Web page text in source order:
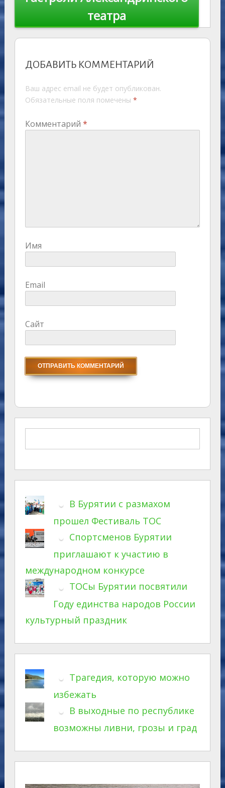
театра
ДОБАВИТЬ КОММЕНТАРИЙ
Ваш адрес email не будет опубликован.
Обязательные поля помечены *
Комментарий *
Имя
Email
Сайт
В Бурятии с размахом
прошел Фестиваль ТОС
Спортсменов Бурятии
приглашают к участию в
международном конкурсе
ТОСы Бурятии посвятили
Году единства народов России
культурный праздник
Трагедия, которую можно
избежать
В выходные по республике
возможны ливни, грозы и град